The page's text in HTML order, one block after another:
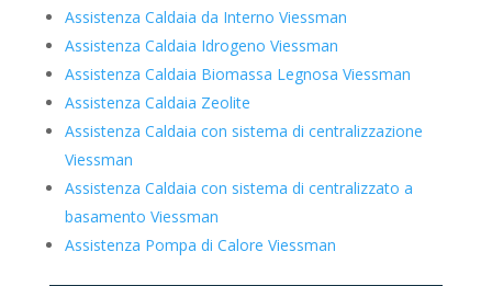
Assistenza Caldaia da Interno Viessman
Assistenza Caldaia Idrogeno Viessman
Assistenza Caldaia Biomassa Legnosa Viessman
Assistenza Caldaia Zeolite
Assistenza Caldaia con sistema di centralizzazione
Viessman
Assistenza Caldaia con sistema di centralizzato a
basamento Viessman
Assistenza Pompa di Calore Viessman